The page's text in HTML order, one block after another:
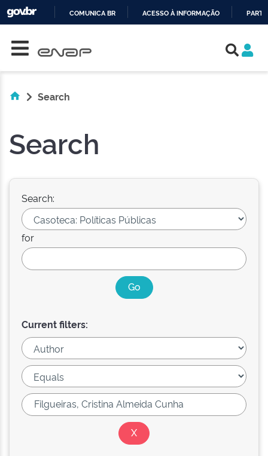
COMUNICA BR ACESSO À INFORMAÇÃO
Search
Search
Search:
for
Current filters: